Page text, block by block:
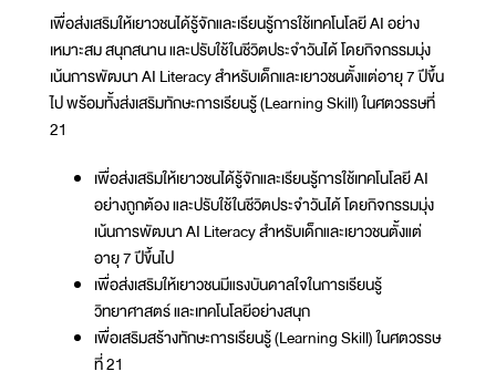
เพื่อส่งเสริมให้เยาวชนได้รู้จักและเรียนรู้การใช้เทคโนโลยี AI อย่าง
เหมาะสม สนุกสนาน และปรับใช้ในชีวิตประจำวันได้ โดยกิจกรรมมุ่ง
เน้นการพัฒนา AI Literacy สำหรับเด็กและเยาวชนตั้งแต่อายุ 7 ปีขึ้น
ไป พร้อมทั้งส่งเสริมทักษะการเรียนรู้ (Learning Skill) ในศตวรรษที่
21
เพื่อส่งเสริมให้เยาวชนได้รู้จักและเรียนรู้การใช้เทคโนโลยี AI
อย่างถูกต้อง และปรับใช้ในชีวิตประจำวันได้ โดยกิจกรรมมุ่ง
เน้นการพัฒนา AI Literacy สำหรับเด็กและเยาวชนตั้งแต่
อายุ 7 ปีขึ้นไป
เพื่อส่งเสริมให้เยาวชนมีแรงบันดาลใจในการเรียนรู้
วิทยาศาสตร์ และเทคโนโลยีอย่างสนุก
เพื่อเสริมสร้างทักษะการเรียนรู้ (Learning Skill) ในศตวรรษ
ที่ 21